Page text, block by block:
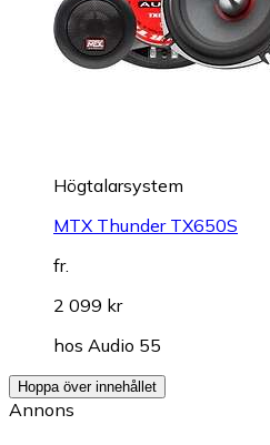
Högtalarsystem
MTX Thunder TX650S
fr.
2 099 kr
hos Audio 55
Hoppa över innehållet
Annons